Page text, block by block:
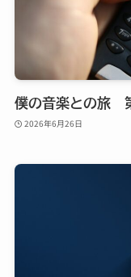
僕の音楽との旅
2026年6月26日